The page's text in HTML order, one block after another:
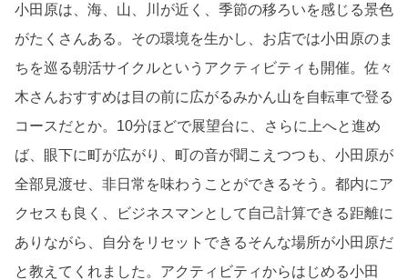
小田原は、海、山、川が近く、季節の移ろいを感じる景色
がたくさんある。その環境を生かし、お店では小田原のま
ちを巡る朝活サイクルというアクティビティも開催。佐々
木さんおすすめは目の前に広がるみかん山を自転車で登る
コースだとか。 10分ほどで展望台に、さらに上へと進め
ば、眼下に町が広がり、町の音が聞こえつつも、小田原が
全部見渡せ、非日常を味わうことができるそう。都内にア
クセスも良く、ビジネスマンとして自己計算できる距離に
ありながら、自分をリセットできるそんな場所が小田原だ
と教えてくれました。アクティビティからはじめる小田